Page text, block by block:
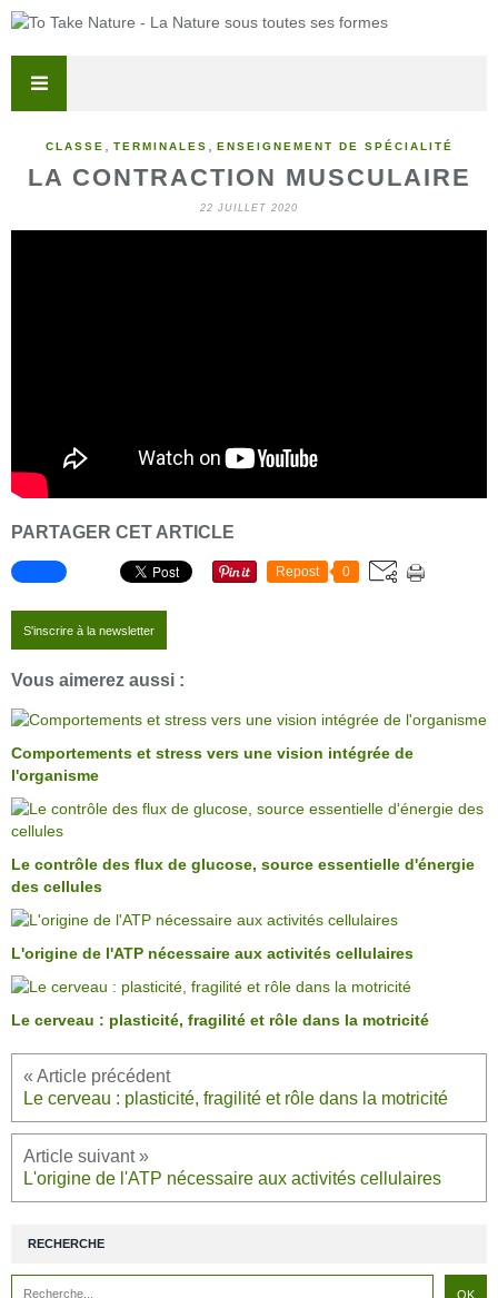
CLASSE TERMINALES ENSEIGNEMENT DE SPÉCIALITÉ
LA CONTRACTION MUSCULAIRE
22 JUILLET 2020
PARTAGER CET ARTICLE
Repost 0
S'inscrire à la newsletter
Vous aimerez aussi :
Comportements et stress vers une vision intégrée de
l'organisme
Le contrôle des flux de glucose, source essentielle d'énergie
des cellules
L'origine de l'ATP nécessaire aux activités cellulaires
Le cerveau : plasticité, fragilité et rôle dans la motricité
Le cerveau : plasticité, fragilité et rôle dans la motricité
L'origine de l'ATP nécessaire aux activités cellulaires
RECHERCHE